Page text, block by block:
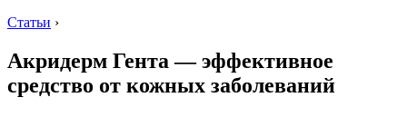
Статьи ›
Акридерм Гента — эффективное
средство от кожных заболеваний